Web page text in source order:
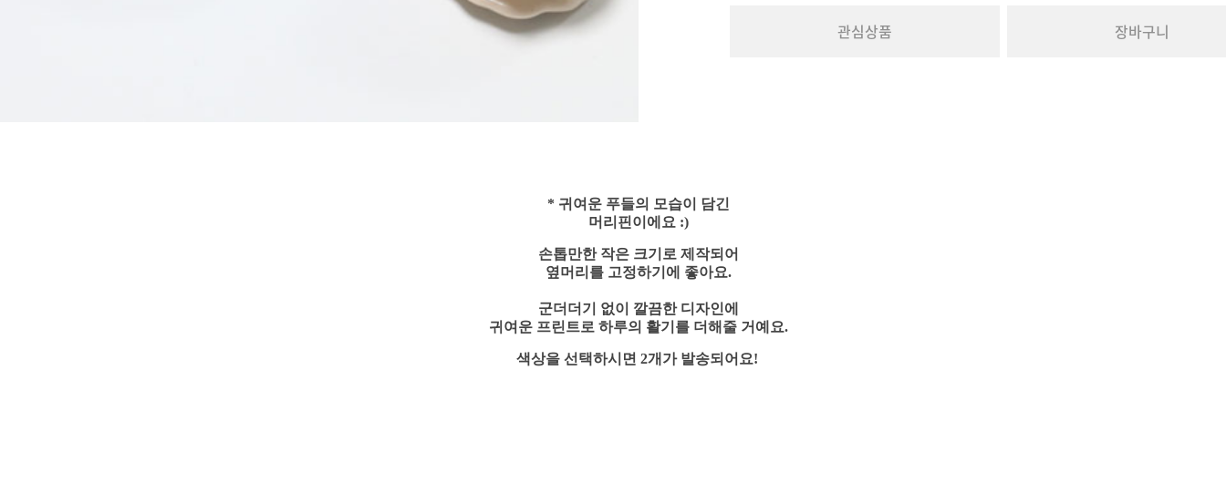
관심상품 장바구니
* 귀여운 푸들의 모습이 담긴
머리핀이에요 :)
손톱만한 작은 크기로 제작되어
옆머리를 고정하기에 좋아요.
군더더기 없이 깔끔한 디자인에
귀여운 프린트로 하루의 활기를 더해줄 거예요.
색상을 선택하시면 2개가 발송되어요!